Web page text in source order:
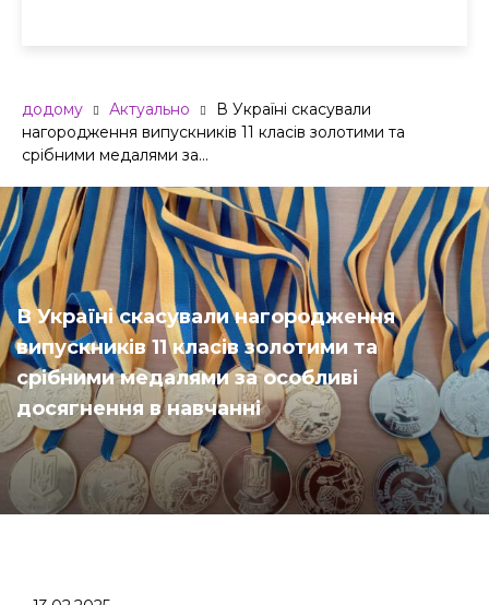
додому Актуально
В Україні скасували
нагородження випускників 11 класів золотими та
срібними медалями за...
В Україні скасували нагородження
випускників 11 класів золотими та
срібними медалями за особливі
досягнення в навчанні